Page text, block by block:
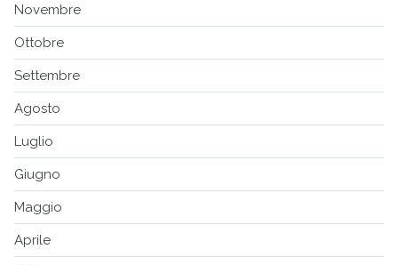
Novembre
Ottobre
Settembre
Agosto
Luglio
Giugno
Maggio
Aprile